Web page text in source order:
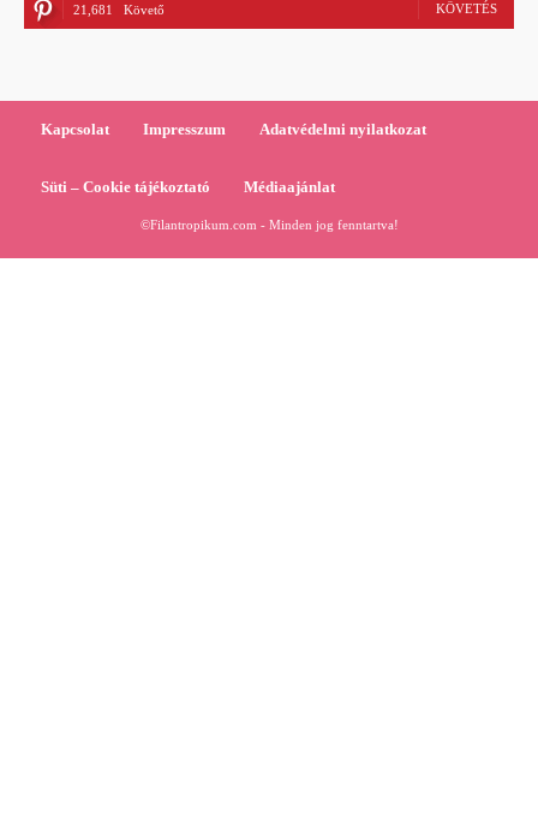
21,681 Követő KÖVETÉS
Kapcsolat Impresszum Adatvédelmi nyilatkozat
Süti – Cookie tájékoztató Médiaajánlat
©Filantropikum.com - Minden jog fenntartva!